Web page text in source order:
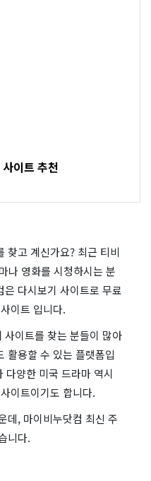
이트 추천
찾고 계신가요? 최근 티비
나 영화를 시청하시는 분
다시보기 사이트로 무료
이트 입니다.
사이트를 찾는 분들이 많아
활용할 수 있는 플랫폼입
다양한 미국 드라마 역시
이트이기도 합니다.
데, 마이비누닷컴 최신 주
니다.